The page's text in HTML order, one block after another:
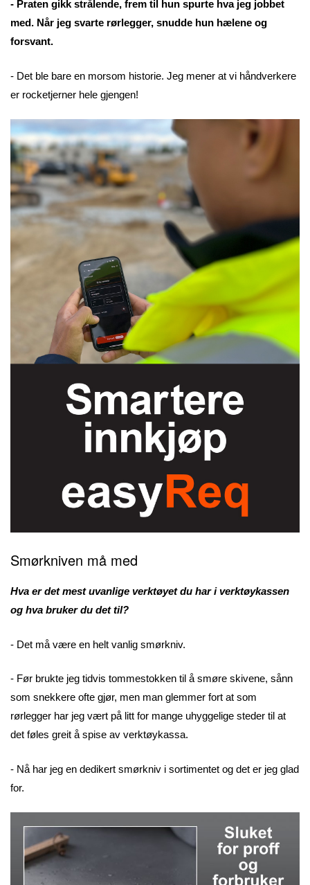
- Praten gikk strålende, frem til hun spurte hva jeg jobbet
med. Når jeg svarte rørlegger, snudde hun hælene og
forsvant.
- Det ble bare en morsom historie. Jeg mener at vi håndverkere
er rocketjerner hele gjengen!
Smørkniven må med
Hva er det mest uvanlige verktøyet du har i verktøykassen
og hva bruker du det til?
- Det må være en helt vanlig smørkniv.
- Før brukte jeg tidvis tommestokken til å smøre skivene, sånn
som snekkere ofte gjør, men man glemmer fort at som
rørlegger har jeg vært på litt for mange uhyggelige steder til at
det føles greit å spise av verktøykassa.
- Nå har jeg en dedikert smørkniv i sortimentet og det er jeg glad
for.